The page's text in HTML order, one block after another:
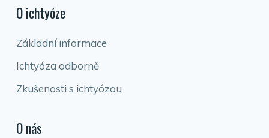
O ichtyóze
Základní informace
Ichtyóza odborně
Zkušenosti s ichtyózou
O nás